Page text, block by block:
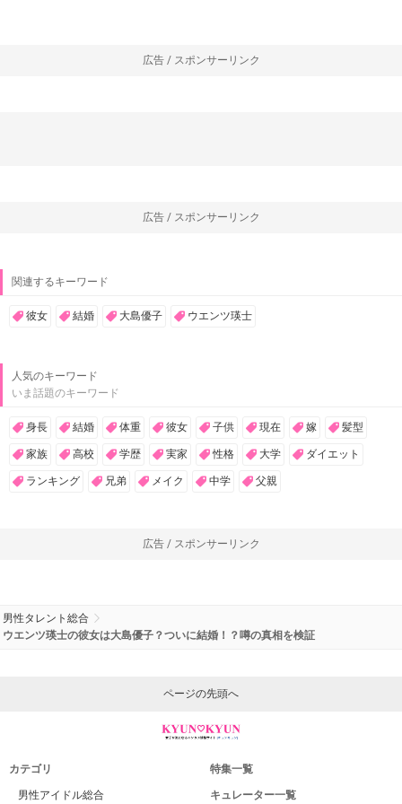
広告 / スポンサーリンク
広告 / スポンサーリンク
関連するキーワード
彼女 結婚 大島優子 ウエンツ瑛士
人気のキーワード
いま話題のキーワード
身長 結婚 体重 彼女 子供 現在 嫁 髪型
家族 高校 学歴 実家 性格 大学 ダイエット
ランキング 兄弟 メイク 中学 父親
広告 / スポンサーリンク
男性タレント総合
ウエンツ瑛士の彼女は大島優子？ついに結婚！？噂の真相を検証
ページの先頭へ
カテゴリ
男性アイドル総合
特集一覧
キュレーター一覧